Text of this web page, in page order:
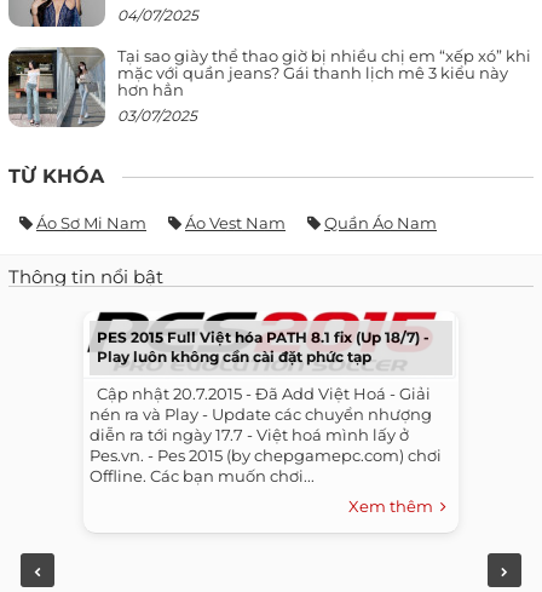
04/07/2025
Tại sao giày thể thao giờ bị nhiều chị em “xếp xó” khi
mặc với quần jeans? Gái thanh lịch mê 3 kiểu này
hơn hẳn
03/07/2025
TỪ KHÓA
Áo Sơ Mi Nam Áo Vest Nam Quần Áo Nam
Thông tin nổi bật
PES 2015 Full Việt hóa PATH 8.1 fix (Up 18/7) -
Play luôn không cần cài đặt phức tạp
​ ​ Cập nhật 20.7.2015 - Đã Add Việt Hoá - Giải
nén ra và Play - Update các chuyển nhượng
diễn ra tới ngày 17.7 - Việt hoá mình lấy ở
Pes.vn. - Pes 2015 (by chepgamepc.com) chơi
Offline. Các bạn muốn chơi...
Xem thêm